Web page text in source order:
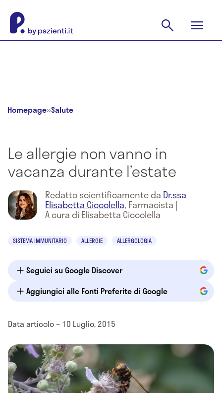
Homepage»Salute
Le allergie non vanno in
vacanza durante l’estate
Redatto scientificamente da Dr.ssa
Elisabetta Ciccolella, Farmacista |
A cura di Elisabetta Ciccolella
SISTEMA IMMUNITARIO ALLERGIE ALLERGOLOGIA
Seguici su Google Discover
Aggiungici alle Fonti Preferite di Google
Data articolo – 10 Luglio, 2015